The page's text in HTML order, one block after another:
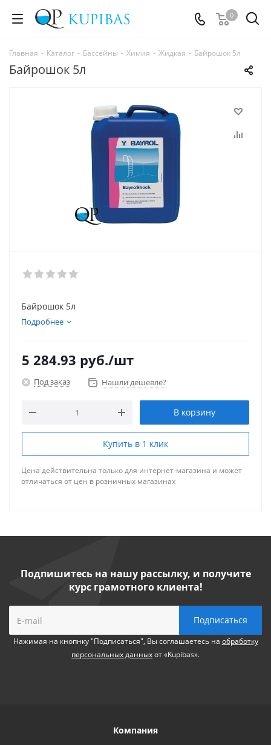
0
Главная - Каталог - Бассейны - Химия - Жидкая - Байрошок 5л
Байрошок 5л
Байрошок 5л
Подробнее
5 284.93 руб./шт
Под заказ Нашли дешевле?
В корзину
Купить в 1 клик
Цена действительна только для интернет-магазина и может
отличаться от цен в розничных магазинах
Подпишитесь на нашу рассылку, и получите
курс грамотного клиента!
Нажимая на кнопнку "Подписаться", Вы соглашаетесь на обработку
персональных данныхот «Kupibas».
Компания